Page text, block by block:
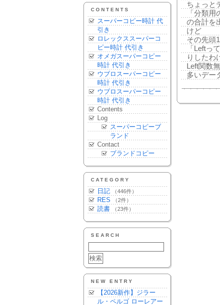
ちょっと
「分類
の合計を
けど
その先頭
「Leftっ
りしたわ
Left関数
多いデー
CONTENTS
スーパーコピー時計 代
引き
ロレックススーパーコ
ピー時計 代引き
オメガスーパーコピー
時計 代引き
ウブロスーパーコピー
時計 代引き
ウブロスーパーコピー
時計 代引き
Contents
Log
スーパーコピーブ
ランド
Contact
ブランドコピー
CATEGORY
日記 （446件）
RES （2件）
読書 （23件）
SEARCH
NEW ENTRY
【2026新作】ジラー
ル・ペルゴ ローレアー